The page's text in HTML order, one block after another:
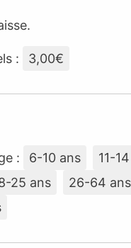
: 3,00€
: 6-10 ans
11-
25 ans
26-64 ans